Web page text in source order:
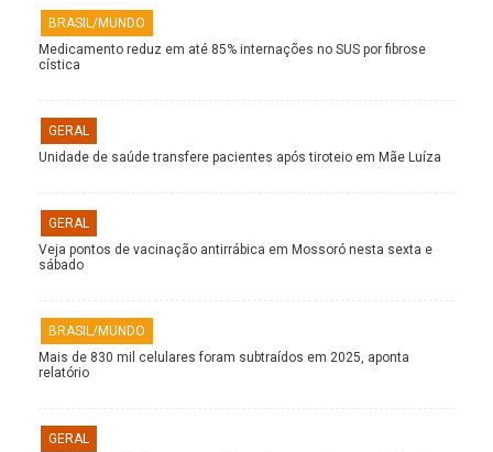
BRASIL/MUNDO
Medicamento reduz em até 85% internações no SUS por fibrose
cística
GERAL
Unidade de saúde transfere pacientes após tiroteio em Mãe Luíza
GERAL
Veja pontos de vacinação antirrábica em Mossoró nesta sexta e
sábado
BRASIL/MUNDO
Mais de 830 mil celulares foram subtraídos em 2025, aponta
relatório
GERAL